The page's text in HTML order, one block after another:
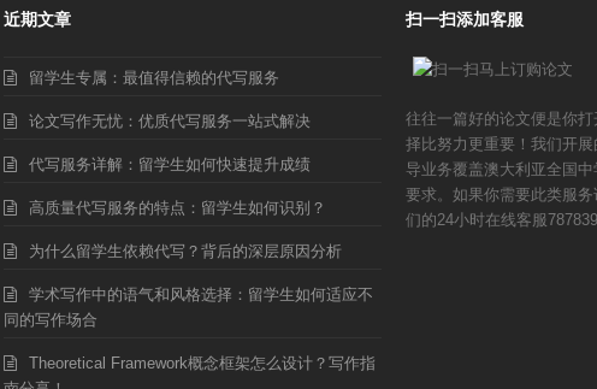
近期文章
留学生专属：最值得信赖的代写服务
论文写作无忧：优质代写服务一站式解决
代写服务详解：留学生如何快速提升成绩
高质量代写服务的特点：留学生如何识别？
为什么留学生依赖代写？背后的深层原因分析
学术写作中的语气和风格选择：留学生如何适应不
同的写作场合
Theoretical Framework概念框架怎么设计？写作指
扫一扫添加客服
往往一篇好的论文便是你
择比努力更重要！我们开
导业务覆盖澳大利亚全国
要求。如果你需要此类服
们的24小时在线客服